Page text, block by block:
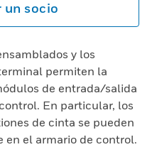
un socio
y los
permiten la
de entrada/salida
En particular, los
de cinta se pueden
el armario de control.